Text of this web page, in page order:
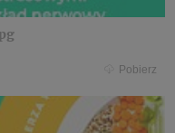
Pobierz